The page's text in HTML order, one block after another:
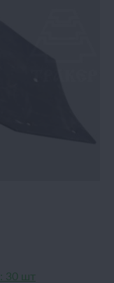
30 шт